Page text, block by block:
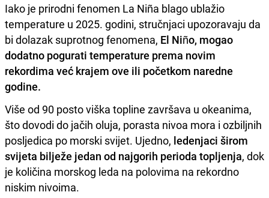
Iako je prirodni fenomen La Niña blago ublažio
temperature u 2025. godini, stručnjaci upozoravaju da
bi dolazak suprotnog fenomena, El Niño, mogao
dodatno pogurati temperature prema novim
rekordima već krajem ove ili početkom naredne
godine.
Više od 90 posto viška topline završava u okeanima,
što dovodi do jačih oluja, porasta nivoa mora i ozbiljnih
posljedica po morski svijet. Ujedno, ledenjaci širom
svijeta bilježe jedan od najgorih perioda topljenja, dok
je količina morskog leda na polovima na rekordno
niskim nivoima.